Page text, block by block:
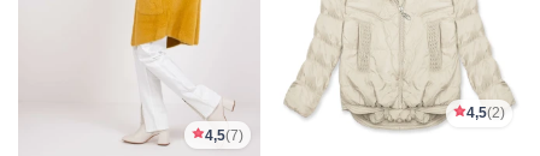
4,5(7)
4,5(2)